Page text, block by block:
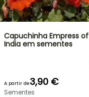
Capuchinha Empress of
India em sementes
A partir de3,90 €
Sementes